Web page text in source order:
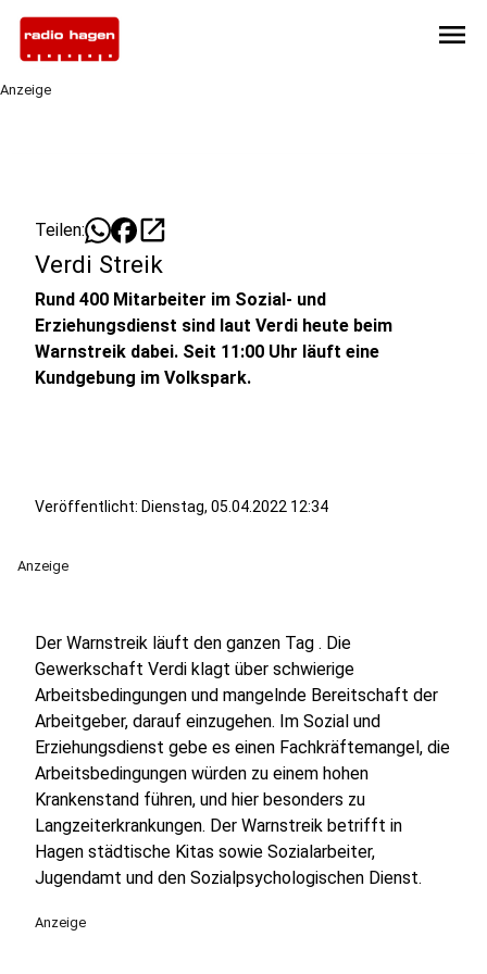
menu
Anzeige
Teilen: open_in_new
Verdi Streik
Rund 400 Mitarbeiter im Sozial- und
Erziehungsdienst sind laut Verdi heute beim
Warnstreik dabei. Seit 11:00 Uhr läuft eine
Kundgebung im Volkspark.
Veröffentlicht: Dienstag, 05.04.2022 12:34
Anzeige
Der Warnstreik läuft den ganzen Tag . Die
Gewerkschaft Verdi klagt über schwierige
Arbeitsbedingungen und mangelnde Bereitschaft der
Arbeitgeber, darauf einzugehen. Im Sozial und
Erziehungsdienst gebe es einen Fachkräftemangel, die
Arbeitsbedingungen würden zu einem hohen
Krankenstand führen, und hier besonders zu
Langzeiterkrankungen. Der Warnstreik betrifft in
Hagen städtische Kitas sowie Sozialarbeiter,
Jugendamt und den Sozialpsychologischen Dienst.
Anzeige